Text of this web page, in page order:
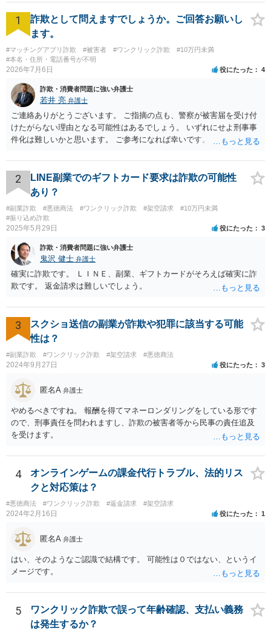
1
詐欺として問えますでしょうか。ご回答お願いし
ます。
#マッチングアプリ詐欺 #被害者 #ワンクリック詐欺
#10万円未満
#本名・住所・電話番号が不明
2026年7月6日 役にたった 4
詐欺・消費者問題に強い弁護士
若井 亮 弁護士
ご連絡ありがとうございます。 ご指摘の点も、警察が被害届を受け付
けたがらない理由となる可能性はあるでしょう。 いずれにせよ刑事事
件化は難しいかと思います。 ご参考になれば幸いです。
2
LINE副業でのギフトカード要求は詐欺の可能性
あり？
#副業詐欺 #悪徳商法 #ワンクリック詐欺 #架空請求
#10万円未満
#振り込め詐欺
2025年5月29日 役にたった 3
詐欺・消費者問題に強い弁護士
鬼沢 健士 弁護士
確実に詐欺です。 ＬＩＮＥ、副業、ギフトカードがそろえば確実に詐
欺です。 返金請求は難しいでしょう。
3
スクショ送信の副業が詐欺や犯罪に該当する可能
性は？
#副業詐欺 #ワンクリック詐欺 #架空請求 #悪徳商法
2024年9月27日 役にたった 3
匿名A 弁護士
やめるべきですね。 報酬を得てマネーロンダリングをしている形です
ので、刑事責任を問われますし、詐欺の被害者等から民事の責任追及
を受けます。
4
オンラインゲームの課金代行トラブル、法的リス
クと対応策は？
#悪徳商法 #ワンクリック詐欺 #返金請求 #架空請求
2024年2月16日 役にたった 1
匿名A 弁護士
はい、そのようなご認識で結構です。 可能性は０ではない、というイ
メージです。
5
ワンクリック詐欺で誤って年齢確認、支払い義務
は発生するか？